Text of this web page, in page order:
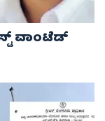
ವಾಂಟೆಡ್‌